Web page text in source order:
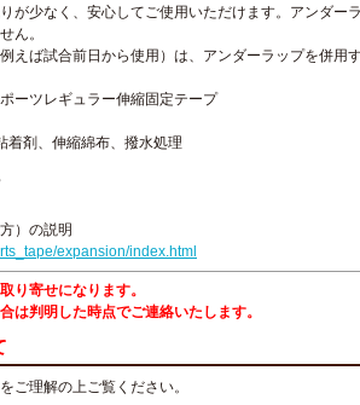
が少なく、安心してご使用いただけます。アンダー
ん。
えば試合前日から使用）は、アンダーラップを併用
ーツレギュラー伸縮固定テープ
着剤、伸縮綿布、撥水処理
）の説明
expansion/index.html
り寄せになります。
は判明した時点でご連絡いたします。
ご理解の上ご覧ください。